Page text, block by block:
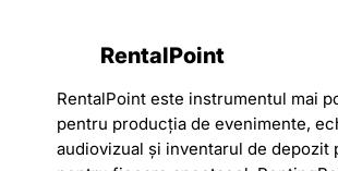
RentalPoint
RentalPoint este instrumentul mai
pentru producția de evenimente,
audiovizual și inventarul de depozit